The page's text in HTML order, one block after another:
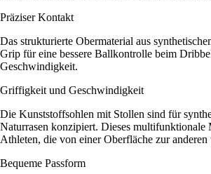
Präziser Kontakt
Das strukturierte Obermaterial aus
Grip für eine bessere Ballkontrolle beim
Geschwindigkeit.
Griffigkeit und Geschwindigkeit
Die Kunststoffsohlen mit Stollen sind für
Naturrasen konzipiert. Dieses multifunktionale
Athleten, die von einer Oberfläche zur anderen
Bequeme Passform